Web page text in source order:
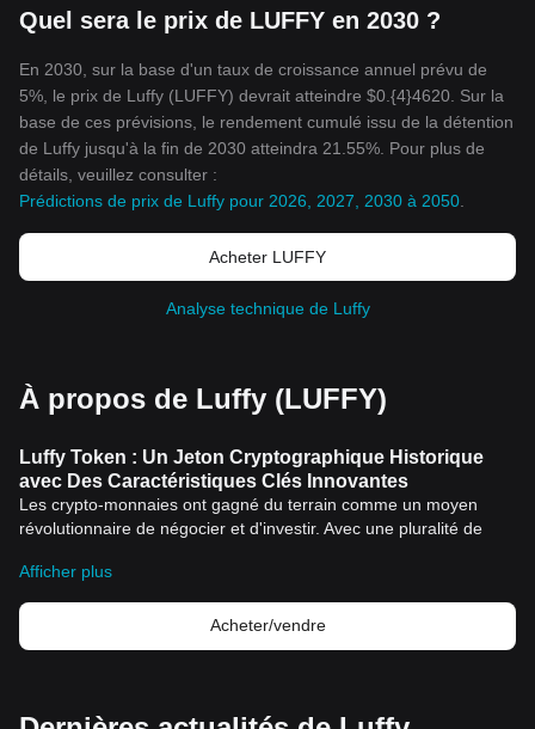
Quel sera le prix de LUFFY en 2030 ?
En 2030, sur la base d'un taux de croissance annuel prévu de
5%, le prix de Luffy (LUFFY) devrait atteindre $0.{4}4620. Sur la
base de ces prévisions, le rendement cumulé issu de la détention
de Luffy jusqu'à la fin de 2030 atteindra 21.55%. Pour plus de
détails, veuillez consulter :
Prédictions de prix de Luffy pour 2026, 2027, 2030 à 2050
Acheter LUFFY
Analyse technique de Luffy
À propos de Luffy (LUFFY)
Luffy Token : Un Jeton Cryptographique Historique
avec Des Caractéristiques Clés Innovantes
Les crypto-monnaies ont gagné du terrain comme un moyen
révolutionnaire de négocier et d'investir. Avec une pluralité de
l'attention de la communauté est le Luffy Token. Avec son
pedigree technologique impressionnant et son approche
innovante envers la finance décentralisée, le Luffy Token
continue de briser les frontières et d'établir de nouveaux
L'origine du Luffy Token est aussi captivante que sa performance
Afficher plus
Acheter/vendre